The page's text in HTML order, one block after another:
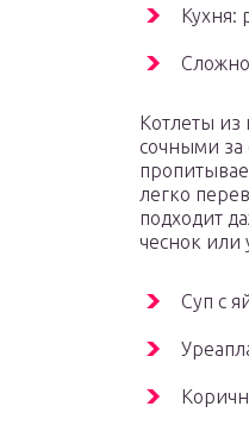
Кухня:
Котлеты
сочными за
легко
подходит
чеснок или
Суп с